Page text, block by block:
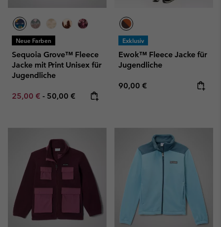
Neue Farben
Sequoia Grove™ Fleece
Jacke mit Print Unisex für
Jugendliche
Minimum sale price:
25,00 € - Maximum price:
50,00 €
Exklusiv
Ewok™ Fleece Jacke für
Jugendliche
Regular price:
90,00 €